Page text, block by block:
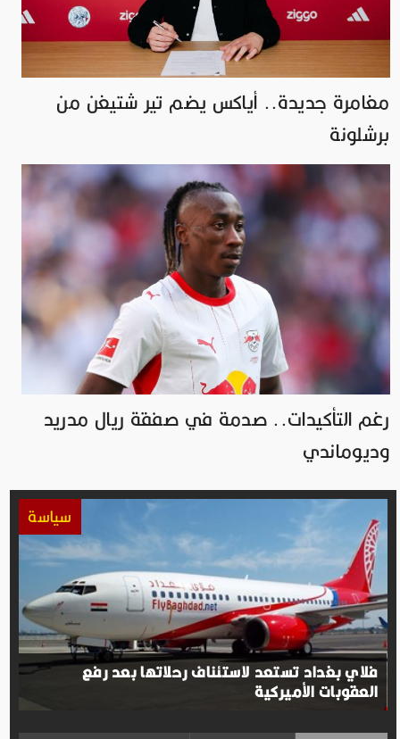
مغامرة جديدة.. أياكس يضم تير شتيغن من
برشلونة
رغم التأكيدات.. صدمة في صفقة ريال مدريد
وديوماندي
سياسة
فلاي بغداد تستعد لاستئناف رحلاتها بعد رفع
العقوبات الأميركية